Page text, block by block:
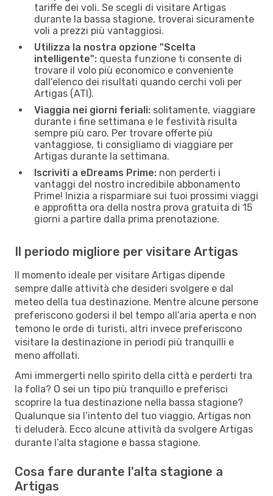
tariffe dei voli. Se scegli di visitare Artigas
durante la bassa stagione, troverai sicuramente
voli a prezzi più vantaggiosi.
Utilizza la nostra opzione "Scelta
intelligente": questa funzione ti consente di
trovare il volo più economico e conveniente
dall'elenco dei risultati quando cerchi voli per
Artigas (ATI).
Viaggia nei giorni feriali: solitamente, viaggiare
durante i fine settimana e le festività risulta
sempre più caro. Per trovare offerte più
vantaggiose, ti consigliamo di viaggiare per
Artigas durante la settimana.
Iscriviti a eDreams Prime: non perderti i
vantaggi del nostro incredibile abbonamento
Prime! Inizia a risparmiare sui tuoi prossimi viaggi
e approfitta ora della nostra prova gratuita di 15
giorni a partire dalla prima prenotazione.
Il periodo migliore per visitare Artigas
Il momento ideale per visitare Artigas dipende
sempre dalle attività che desideri svolgere e dal
meteo della tua destinazione. Mentre alcune persone
preferiscono godersi il bel tempo all’aria aperta e non
temono le orde di turisti, altri invece preferiscono
visitare la destinazione in periodi più tranquilli e
meno affollati.
Ami immergerti nello spirito della città e perderti tra
la folla? O sei un tipo più tranquillo e preferisci
scoprire la tua destinazione nella bassa stagione?
Qualunque sia l’intento del tuo viaggio, Artigas non
ti deluderà. Ecco alcune attività da svolgere Artigas
durante l’alta stagione e bassa stagione.
Cosa fare durante l'alta stagione a
Artigas